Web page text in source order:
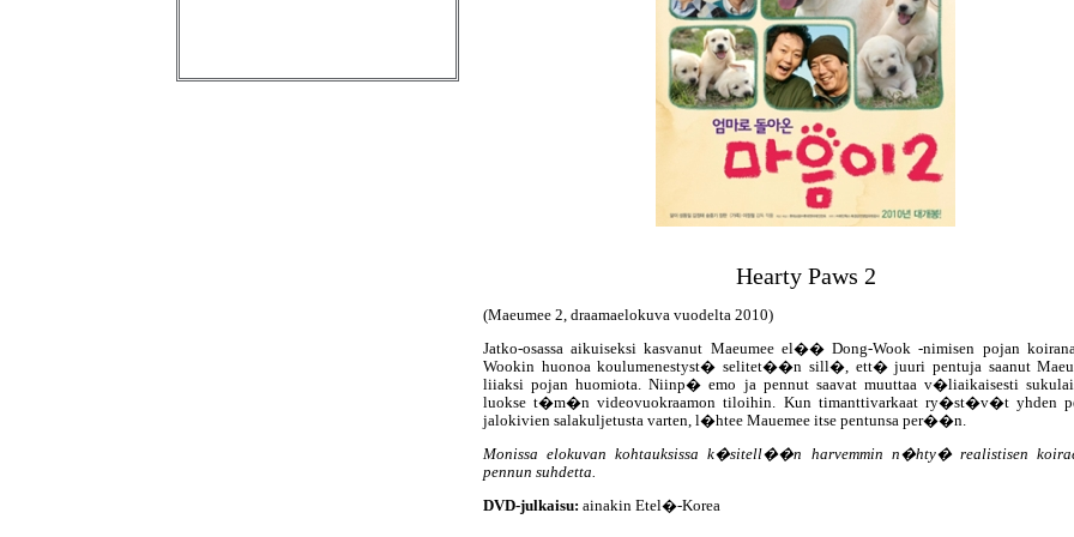
Hearty Paws 2
(Maeumee 2, draamaelokuva vuodelta 2010)
Jatko-osassa aikuiseksi kasvanut Maeumee el�� Dong-Wook -nimisen pojan
Wookin huonoa koulumenestyst� selitet��n sill�, ett� juuri pentuja saanut
liiaksi pojan huomiota. Niinp� emo ja pennut saavat muuttaa v�liaikaisesti
luokse t�m�n videovuokraamon tiloihin. Kun timanttivarkaat ry�st�v�t yhden
jalokivien salakuljetusta varten, l�htee Mauemee itse pentunsa per��n.
Monissa elokuvan kohtauksissa k�sitell��n harvemmin n�hty� realistisen
pennun suhdetta.
DVD-julkaisu: ainakin Etel�-Korea